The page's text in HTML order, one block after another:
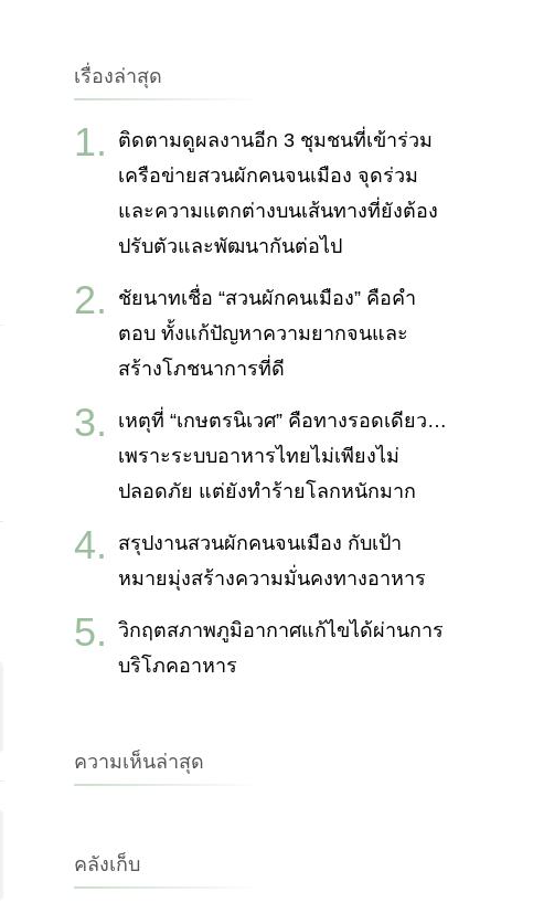
เรื่องล่าสุด
ติดตามดูผลงานอีก 3 ชุมชนที่เข้าร่วม
เครือข่ายสวนผักคนจนเมือง จุดร่วม
และความแตกต่างบนเส้นทางที่ยังต้อง
ปรับตัวและพัฒนากันต่อไป
ชัยนาทเชื่อ “สวนผักคนเมือง” คือคำ
ตอบ ทั้งแก้ปัญหาความยากจนและ
สร้างโภชนาการที่ดี
เหตุที่ “เกษตรนิเวศ” คือทางรอดเดียว…
เพราะระบบอาหารไทยไม่เพียงไม่
ปลอดภัย แต่ยังทำร้ายโลกหนักมาก
สรุปงานสวนผักคนจนเมือง กับเป้า
หมายมุ่งสร้างความมั่นคงทางอาหาร
วิกฤตสภาพภูมิอากาศแก้ไขได้ผ่านการ
บริโภคอาหาร
ความเห็นล่าสุด
คลังเก็บ